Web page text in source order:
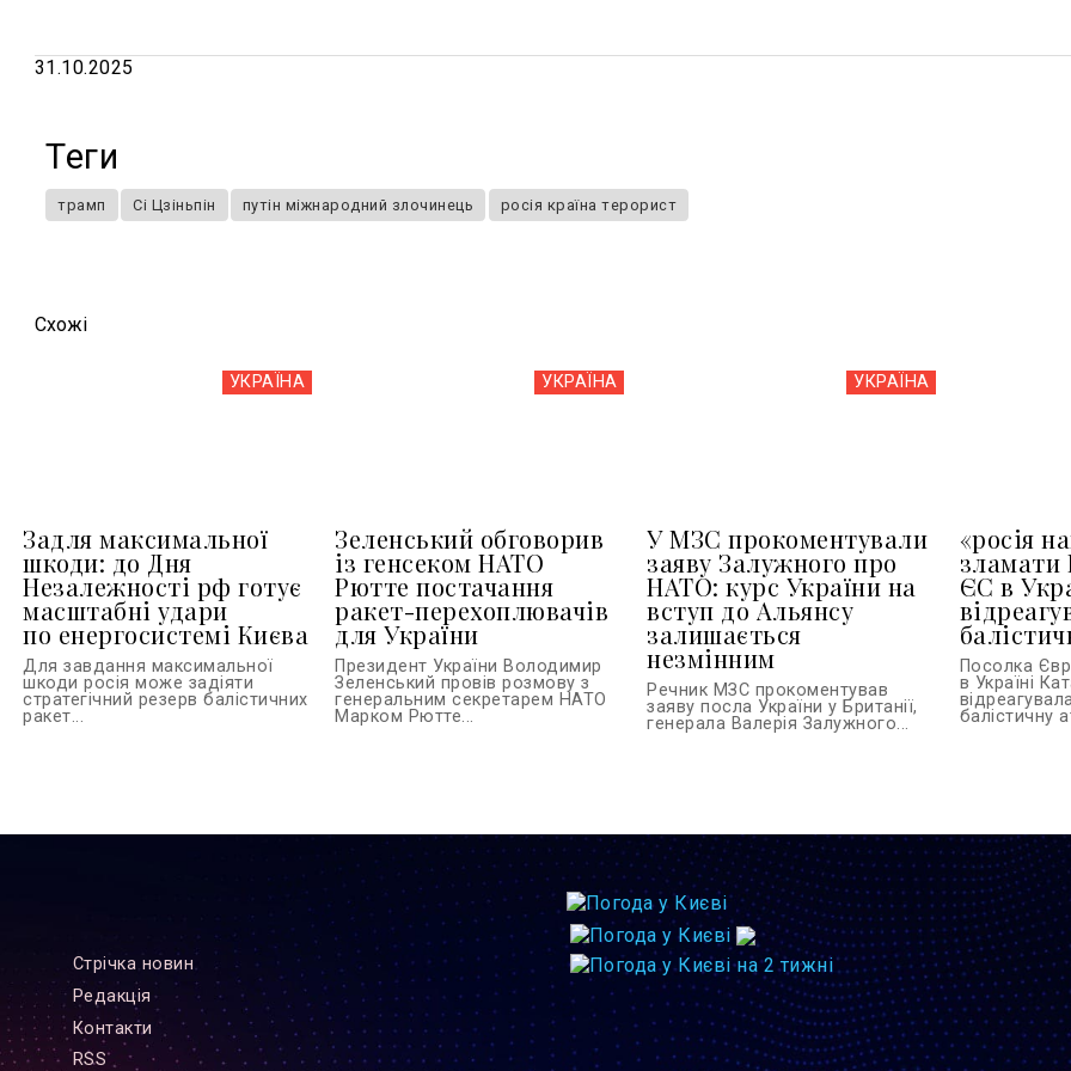
31.10.2025
Теги
трамп Сі Цзіньпін путін міжнародний злочинець росія країна терорист
Схожi
УКРАЇНА
Задля максимальної
шкоди: до Дня
Незалежності рф готує
масштабні удари
по енергосистемі Києва
Для завдання максимальної
шкоди росія може задіяти
стратегічний резерв балістичних
ракет...
УКРАЇНА
Зеленський обговорив
із генсеком НАТО
Рютте постачання
ракет-перехоплювачів
для України
Президент України Володимир
Зеленський провів розмову з
генеральним секретарем НАТО
Марком Рютте...
УКРАЇНА
У МЗС прокоментували
заяву Залужного про
НАТО: курс України на
вступ до Альянсу
залишається
незмінним
Речник МЗС прокоментував
заяву посла України у Британії,
генерала Валерія Залужного...
«росія
зламати
ЄС в
Посолка
в Україні
балістичну
Стрiчка новин
Редакцiя
Контакти
RSS